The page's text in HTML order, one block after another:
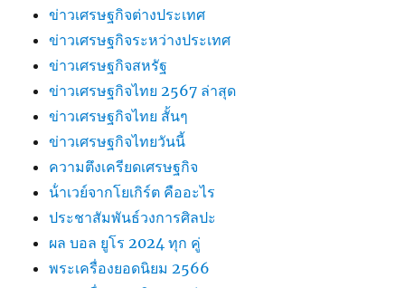
ข่าวเศรษฐกิจต่างประเทศ
ข่าวเศรษฐกิจระหว่างประเทศ
ข่าวเศรษฐกิจสหรัฐ
ข่าวเศรษฐกิจไทย 2567 ล่าสุด
ข่าวเศรษฐกิจไทย สั้นๆ
ข่าวเศรษฐกิจไทยวันนี้
ความตึงเครียดเศรษฐกิจ
น้ําเวย์จากโยเกิร์ต คืออะไร
ประชาสัมพันธ์วงการศิลปะ
ผล บอล ยูโร 2024 ทุก คู่
พระเครื่องยอดนิยม 2566